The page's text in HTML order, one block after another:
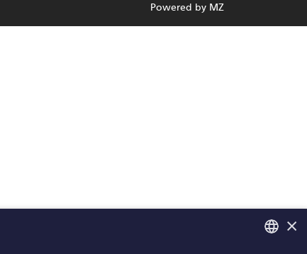
Powered by MZ
×